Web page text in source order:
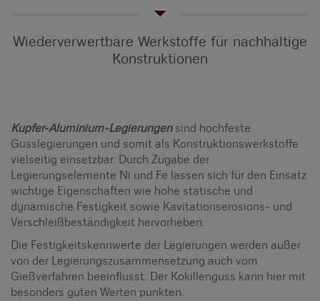
Wiederverwertbare Werkstoffe für nachhaltige
Konstruktionen
Kupfer-Aluminium-Legierungensind hochfeste
Gusslegierungen und somit als Konstruktionswerkstoffe
vielseitig einsetzbar. Durch Zugabe der
Legierungselemente Ni und Fe lassen sich für den Einsatz
wichtige Eigenschaften wie hohe statische und
dynamische Festigkeit sowie Kavitationserosions- und
Verschleißbeständigkeit hervorheben.
Die Festigkeitskennwerte der Legierungen werden außer
von der Legierungszusammensetzung auch vom
Gießverfahren beeinflusst. Der Kokillenguss kann hier mit
besonders guten Werten punkten.